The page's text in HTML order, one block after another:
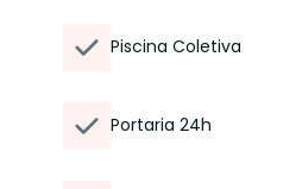
Piscina Coletiva
Portaria 24h